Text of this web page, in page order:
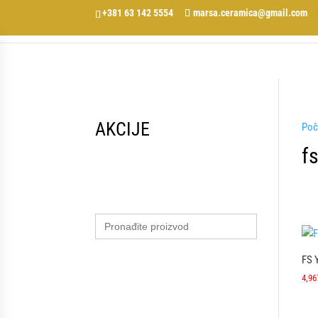
+381 63 142 5554 marsa.ceramica@gmail.com
FS
AKCIJE
Search
for: